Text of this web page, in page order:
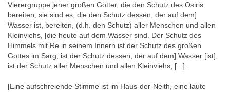
- W. Gutekunst, Textgeschichtliche Studien zum
Verjüngungsspruch (Text B) auf Horusstelen und Heilstatuen,
Diss. Georg-August-Universität Göttingen (Trier 1995), 371-372
[K].
- L. Kákosy, Some Problems of the Magical Healing Statues, in A.
Roccati und a. Siliotti (Hg.): La Magia in Egitto ai Tempi dei
ottobre 1985, Verona 1987, 175, 180, 181 [K].
Vierergruppe jener großen Götter, die den Schutz des Osiris
bereiten, sie sind es, die den Schutz dessen, der auf dem]
Wasser ist, bereiten, (d.h. den Schutz) aller Menschen und allen
Kleinviehs, [die heute auf dem Wasser sind. Der Schutz des
Himmels mit Re in seinem Innern ist der Schutz des großen
Gottes im Sarg, ist der Schutz dessen, der auf dem] Wasser [ist],
ist der Schutz aller Menschen und allen Kleinviehs, [...].
[Eine aufschreiende Stimme ist im Haus-der-Neith, eine laute